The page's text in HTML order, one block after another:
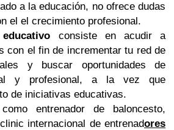
a la educación, no ofrece dudas
el el crecimiento profesional.
educativo consiste en acudir a
con el fin de incrementar tu red de
y buscar oportunidades de
y profesional, a la vez que
de iniciativas educativas.
entrenador de baloncesto,
internacional de entrenadores